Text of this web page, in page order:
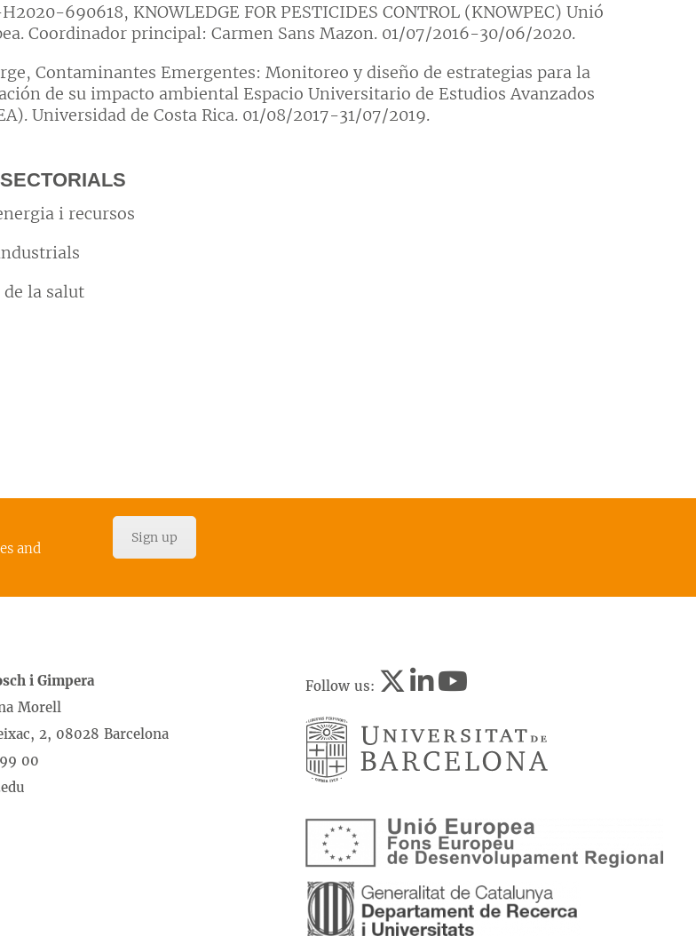
690618, KNOWLEDGE FOR PESTICIDES CONTROL (KNOWPEC) Unió
Coordinador principal: Carmen Sans Mazon. 01/07/2016-30/06/2020.
Contaminantes Emergentes: Monitoreo y diseño de estrategias para la
de su impacto ambiental Espacio Universitario de Estudios Avanzados
Universidad de Costa Rica. 01/08/2017-31/07/2019.
i recursos
la salut
and
Sign up
i Gimpera
Morell
2, 08028 Barcelona
00
Follow us: